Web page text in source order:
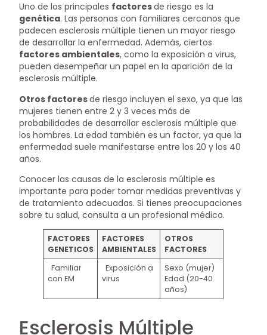
Uno de los principales factoresde riesgo es la
genética. Las personas con familiares cercanos que
padecen esclerosis múltiple tienen un mayor riesgo
de desarrollar la enfermedad. Además, ciertos
factores ambientales, como la exposición a virus,
pueden desempeñar un papel en la aparición de la
esclerosis múltiple.
Otros factoresde riesgo incluyen el sexo, ya que las
mujeres tienen entre 2 y 3 veces más de
probabilidades de desarrollar esclerosis múltiple que
los hombres. La edad también es un factor, ya que la
enfermedad suele manifestarse entre los 20 y los 40
años.
Conocer las causas de la esclerosis múltiple es
importante para poder tomar medidas preventivas y
de tratamiento adecuadas. Si tienes preocupaciones
sobre tu salud, consulta a un profesional médico.
FACTORES
GENETICOS
FACTORES
AMBIENTALES
OTROS
FACTORES
Familiar
con EM
Exposición a
virus
Sexo (mujer)
Edad (20-40
años)
Esclerosis Múltiple